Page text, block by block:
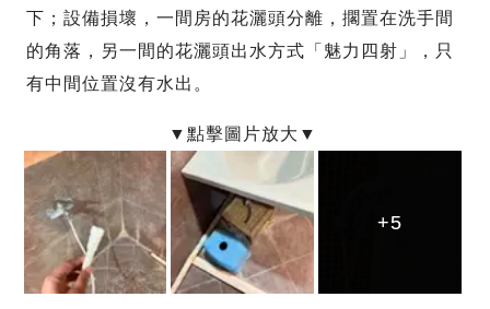
下；設備損壞，一間房的花灑頭分離，擱置在洗手間
的角落，另一間的花灑頭出水方式「魅力四射」，只
有中間位置沒有水出。
+5
+5
+5